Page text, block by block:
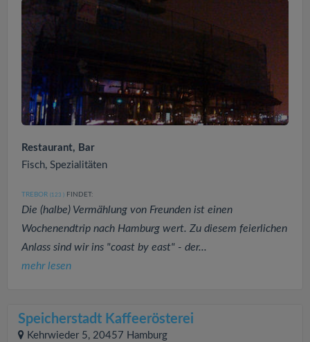
Restaurant, Bar
Fisch, Spezialitäten
TREBOR (123 ) FINDET:
Die (halbe) Vermählung von Freunden ist einen
Wochenendtrip nach Hamburg wert. Zu diesem feierlichen
Anlass sind wir ins "coast by east" - der...
mehr lesen
Speicherstadt Kaffeerösterei
Kehrwieder 5, 20457 Hamburg